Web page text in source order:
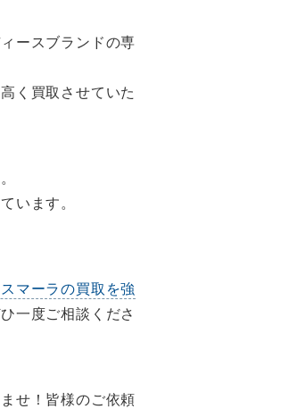
ースブランドの専
く買取させていた
います。
マーラの買取を強
一度ご相談くださ
せ！皆様のご依頼